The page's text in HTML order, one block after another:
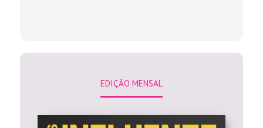
EDIÇÃO MENSAL